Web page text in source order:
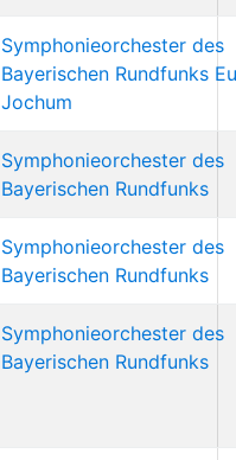
Symphonieorchester des
Bayerischen Rundfunks
Jochum
Symphonieorchester des
Bayerischen Rundfunks
Symphonieorchester des
Bayerischen Rundfunks
Symphonieorchester des
Bayerischen Rundfunks